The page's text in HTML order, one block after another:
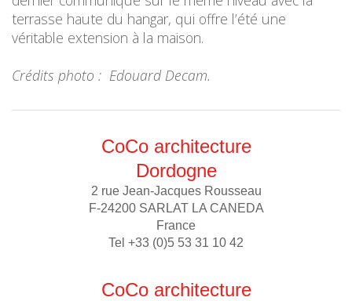
terrasse haute du hangar, qui offre l’été une
véritable extension à la maison.
Crédits photo : Edouard Decam.
CoCo architecture
Dordogne
2 rue Jean-Jacques Rousseau
F-24200 SARLAT LA CANEDA
France
Tel +33 (0)5 53 31 10 42
CoCo architecture